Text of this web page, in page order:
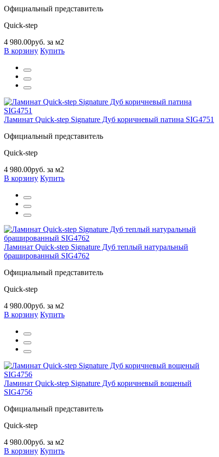
Официальный представитель
Quick-step
4 980.00руб. за м2
В корзину Купить
Ламинат Quick-step Signature Дуб коричневый патина SIG4751
Официальный представитель
Quick-step
4 980.00руб. за м2
В корзину Купить
Ламинат Quick-step Signature Дуб теплый натуральный
брашированный SIG4762
Официальный представитель
Quick-step
4 980.00руб. за м2
В корзину Купить
Ламинат Quick-step Signature Дуб коричневый вощеный
SIG4756
Официальный представитель
Quick-step
4 980.00руб. за м2
В корзину Купить